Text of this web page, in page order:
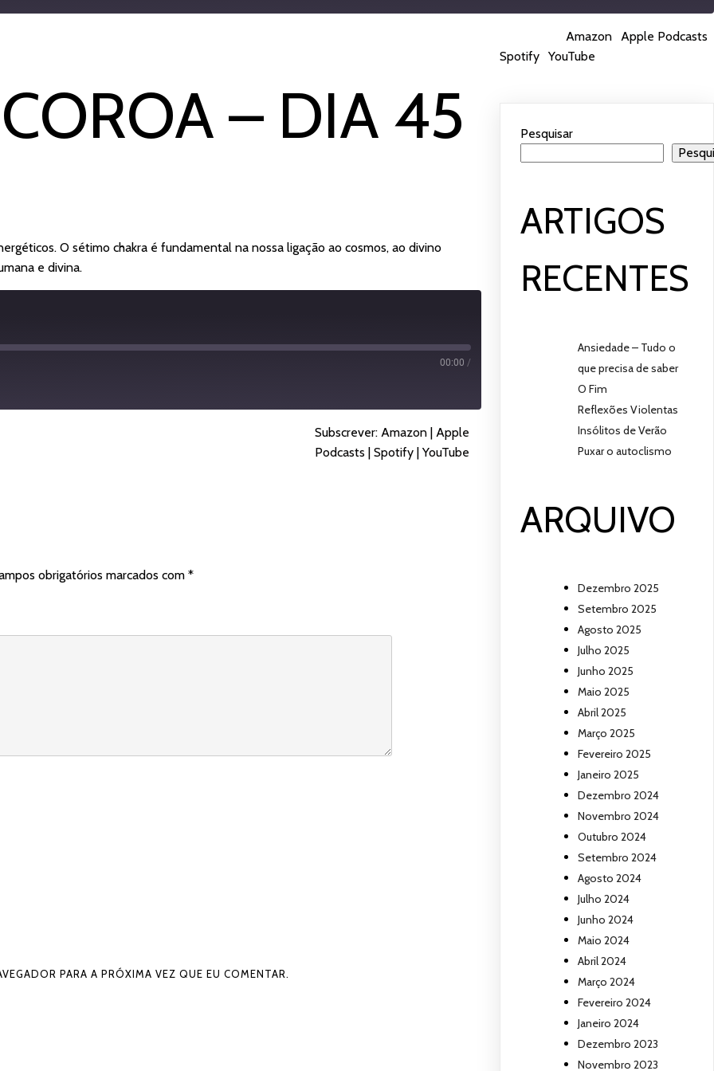
Subscrever:Amazon |Apple Podcasts
Spotify |YouTube
– DIA 45
O sétimo chakra é fundamental na nossa ligação ao cosmos, ao divino
e divina.
00:00 /
Subscrever:Amazon |Apple
Podcasts |Spotify |YouTube
obrigatórios marcados com *
PARA A PRÓXIMA VEZ QUE EU COMENTAR.
Pesquisar
ARTIGOS
RECENTES
Ansiedade – Tudo o
que precisa de saber
O Fim
Reflexões Violentas
Insólitos de Verão
Puxar o autoclismo
ARQUIVO
Dezembro 2025
Setembro 2025
Agosto 2025
Julho 2025
Junho 2025
Maio 2025
Abril 2025
Março 2025
Fevereiro 2025
Janeiro 2025
Dezembro 2024
Novembro 2024
Outubro 2024
Setembro 2024
Agosto 2024
Julho 2024
Junho 2024
Maio 2024
Abril 2024
Março 2024
Fevereiro 2024
Janeiro 2024
Dezembro 2023
Novembro 2023